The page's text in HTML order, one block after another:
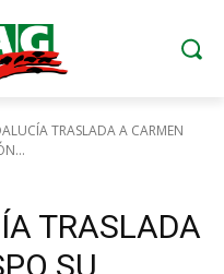
TRASLADA A CARMEN
TRASLADA
SU